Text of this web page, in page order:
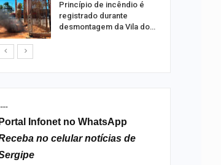
Princípio de incêndio é
registrado durante
desmontagem da Vila do…
Portal Infonet no WhatsApp
no celular notícias de